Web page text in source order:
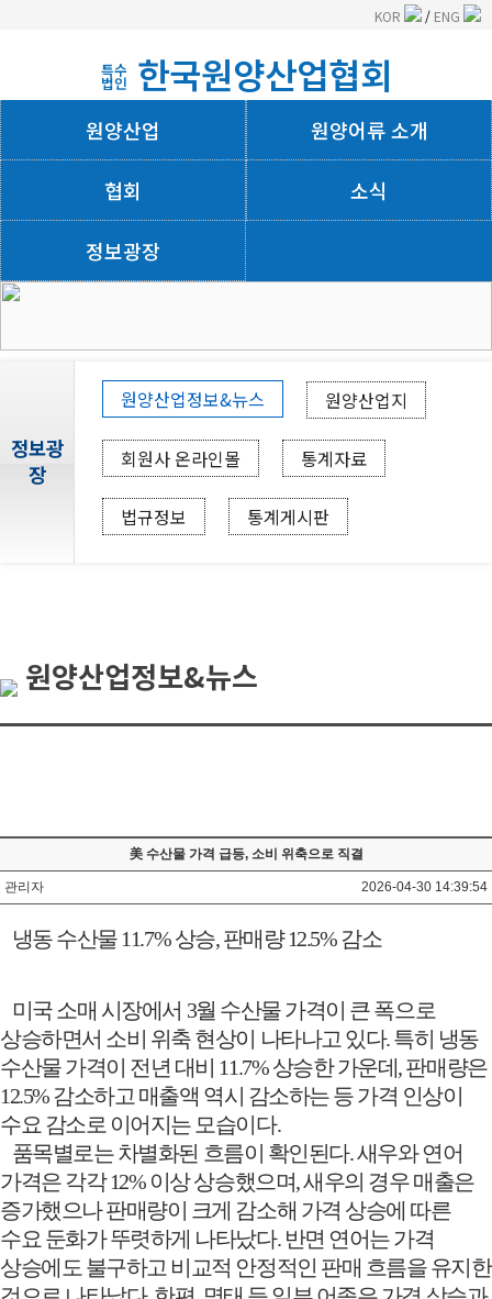
KOR / ENG
특수
법인 한국원양산업협회
원양산업 원양어류 소개
협회 소식
정보광장
정보광
장
원양산업정보&뉴스 원양산업지
회원사 온라인몰 통계자료
법규정보 통계게시판
원양산업정보&뉴스
美 수산물 가격 급등, 소비 위축으로 직결
관리자 2026-04-30 14:39:54
냉동 수산물11.7%상승,판매량12.5%감소
미국 소매 시장에서 3월 수산물 가격이 큰 폭으로
상승하면서 소비 위축 현상이 나타나고 있다.특히 냉동
수산물 가격이 전년 대비 11.7%상승한 가운데 ,판매량은
12.5%감소하고 매출액 역시 감소하는 등 가격 인상이
수요 감소로 이어지는 모습이다.
품목별로는 차별화된 흐름이 확인된다.새우와 연어
가격은 각각12% 이상 상승했으며,새우의 경우 매출은
증가했으나 판매량이 크게 감소해 가격 상승에 따른
수요 둔화가 뚜렷하게 나타났다. 반면 연어는 가격
상승에도 불구하고 비교적 안정적인 판매 흐름을 유지한